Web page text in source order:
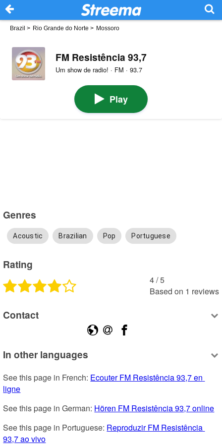
Brazil > Rio Grande do Norte > Mossoro
FM Resistência 93,7
Um show de radio! · FM · 93.7
Play
Genres
Acoustic Brazilian Pop Portuguese
Rating
4 /5
Based on 1 reviews
Contact
In other languages
See this page in French: Ecouter FM Resistência 93,7 en
ligne
See this page in German: Hören FM Resistência 93,7 online
See this page in Portuguese: Reproduzir FM Resistência
93,7 ao vivo